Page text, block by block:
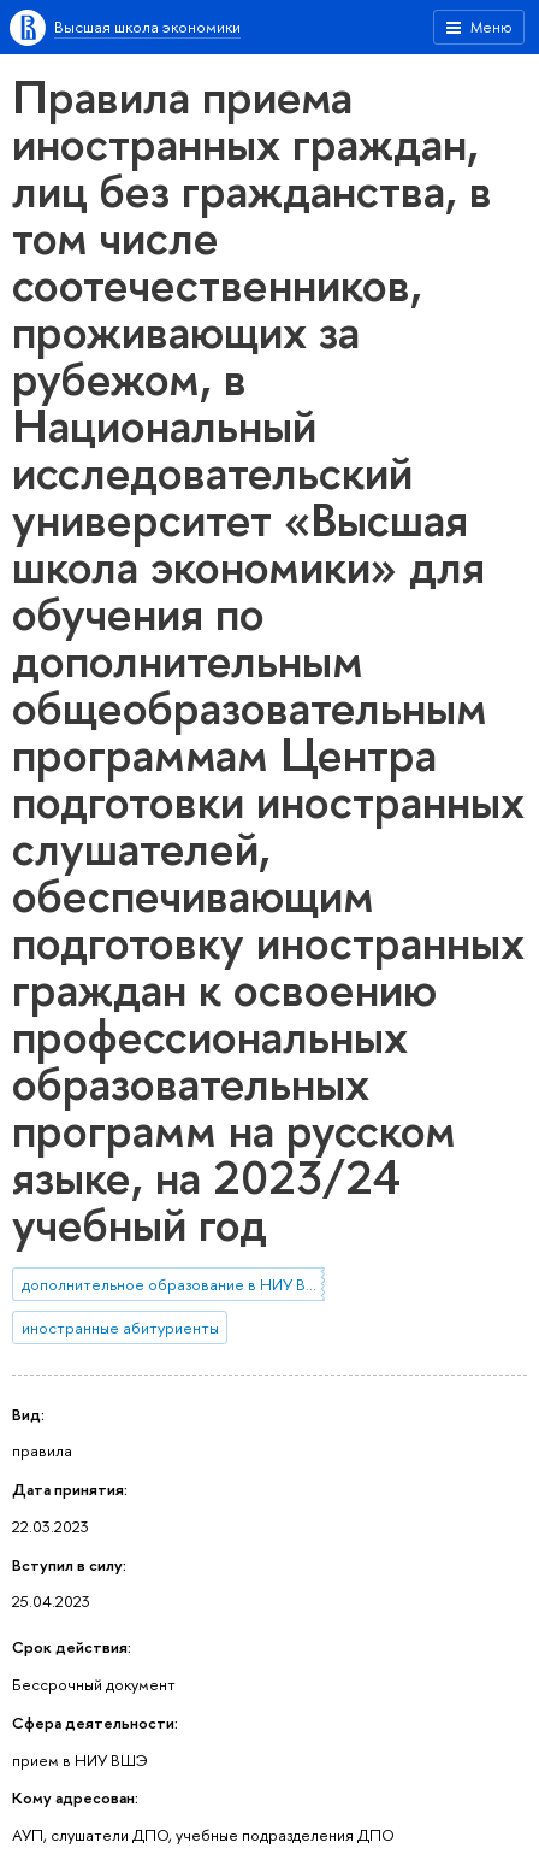
Меню
Высшая школа экономики
Правила приема
иностранных граждан,
лиц без гражданства, в
том числе
соотечественников,
проживающих за
рубежом, в
Национальный
исследовательский
университет «Высшая
школа экономики» для
обучения по
дополнительным
общеобразовательным
программам Центра
подготовки иностранных
слушателей,
обеспечивающим
подготовку иностранных
граждан к освоению
профессиональных
образовательных
программ на русском
языке, на 2023/24
учебный год
дополнительное образование в НИУ ВШЭ
иностранные абитуриенты
Вид:
правила
Дата принятия:
22.03.2023
Вступил в силу:
25.04.2023
Срок действия:
Бессрочный документ
Сфера деятельности:
прием в НИУ ВШЭ
Кому адресован:
АУП, слушатели ДПО, учебные подразделения ДПО